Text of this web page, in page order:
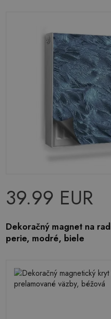
39.99 EUR
Dekoračný magnet na
perie, modré, biele